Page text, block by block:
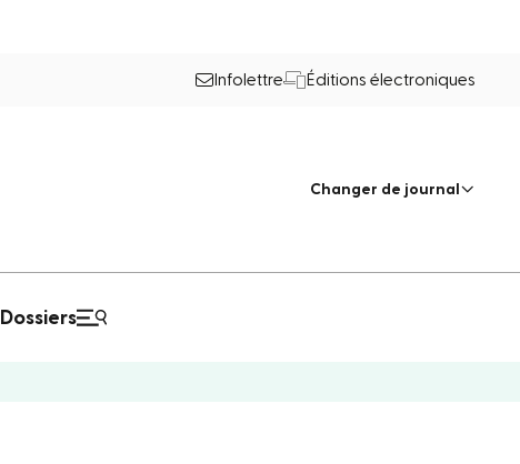
Infolettre Éditions électroniques
Changer de journal
Dossiers